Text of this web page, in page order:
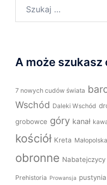
A może
7 nowych cudów świata
Wschód Daleki Wschód
grobowce góry kanał
kościół Kreta Małopolska
obronne Nabatejczycy
Prehistoria Prowansja pustynia